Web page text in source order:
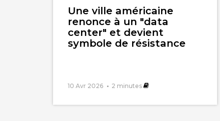
Une ville américaine
renonce à un "data
center" et devient
symbole de résistance
10 Avr 2026 2 minutes